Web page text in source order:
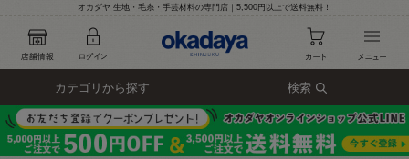
オカダヤ 生地・毛糸・手芸材料の専門店｜5,500円以上で送料無料！
カテゴリから探す 検索